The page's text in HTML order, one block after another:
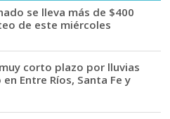
se lleva más de $400
de este miércoles
corto plazo por lluvias
Entre Ríos, Santa Fe y